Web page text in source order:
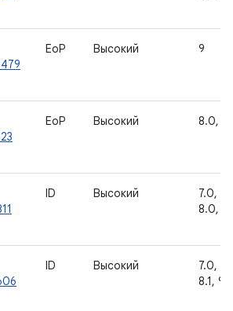
EoP Высокий 9
EoP Высокий 8.0,
ID Высокий
7.0,
8.0,
ID Высокий
7.0,
8.1, 9